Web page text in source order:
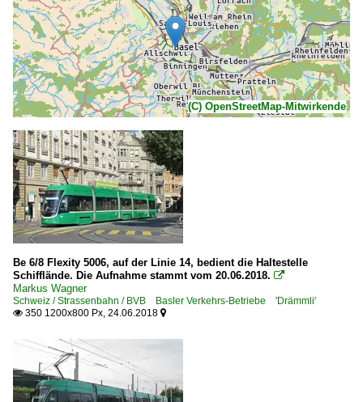
(C) OpenStreetMap-Mitwirkende
Be 6/8 Flexity 5006, auf der Linie 14, bedient die Haltestelle
Schifflände. Die Aufnahme stammt vom 20.06.2018. 
Markus Wagner
Schweiz / Strassenbahn / BVB Basler Verkehrs-Betriebe 'Drämmli'
 350 1200x800 Px, 24.06.2018 